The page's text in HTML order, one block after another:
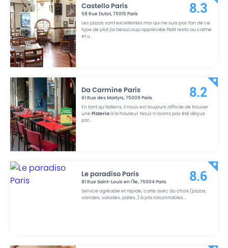
Castello Paris
58 Rue Dutot,75015Paris
Les pizzas sont excellentes moi qui ne suis pas fan de ce
type de plat j'ai beaucoup appréciée.Petit resto au calme
et u...
8.3
Da Carmine Paris
61 Rue des Martyrs,75009 Paris
En tant qu’italiens, il nous est toujours difficile de trouver
unePizzeriaà la hauteur. Nous n’avons pas été déçus
par...
8.2
Le paradiso Paris
81 Rue Saint-Louis en l'Île,75004Paris
Service agréable et rapide, carte avec du choix (pizzas,
viandes, salades, pâtes..) à prix raisonnables...
8.6